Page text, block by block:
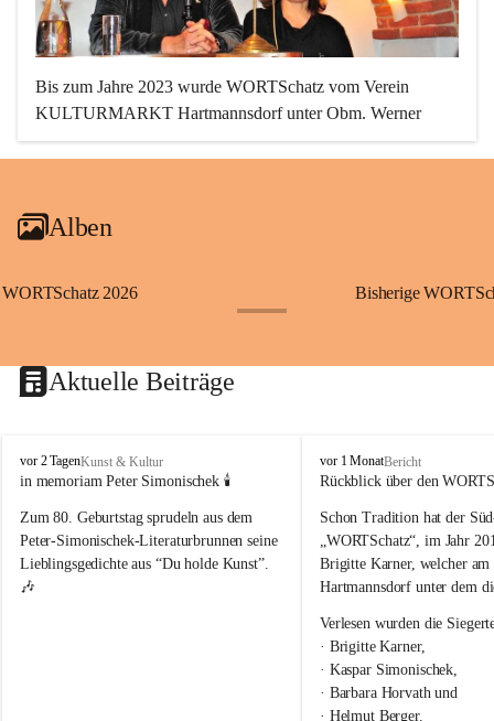
Bis zum Jahre 2023 wurde WORTSchatz vom Verein
KULTURMARKT Hartmannsdorf unter Obm. Werner
Sonnleitner mit viel Aufwand und Einsatz organisiert und
ihrer Ideen und Gedanken zum Thema “Es geht weiter”
Wir freuen uns auf zahlreiche Einreichungen!
Alben
WORTSchatz 2026 Bisherige
Aktuelle Beiträge
W
O
T
S
c
h
vor 2 TagenKunst & Kultur
in memoriam Peter Simonischek 🕯️
Zum 80. Geburtstag sprudeln aus dem
Peter-Simonischek-Literaturbrunnen seine
Lieblingsgedichte aus “Du holde Kunst”.
🎶
W
O
T
S
c
h
t
z
vor 1 MonatBericht
Rückblick über den
Schon Tradition hat der
„WORTSchatz“, im Jahr
Brigitte Karner, welcher
Hartmannsdorf unter dem
Verlesen wurden die
· Brigitte Karner,
· Kaspar Simonischek,
· Barbara Horvath und
· Helmut Berger.